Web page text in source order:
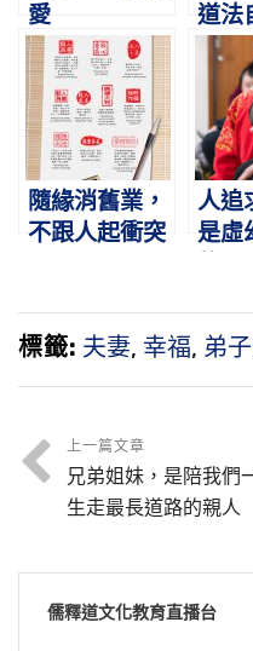
愛
道法
隨緣消舊業，
不跟人起衝突
人追
是虛
標籤: 夫妻, 幸福, 弟
上一篇文章
兄弟姐妹，是陪我們
生走最長道路的親人
儒釋道文化教育直播台